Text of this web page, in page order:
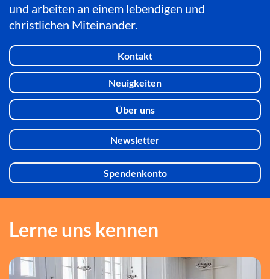
und arbeiten an einem lebendigen und
christlichen Miteinander.
Kontakt
Neuigkeiten
Über uns
Newsletter
Spendenkonto
Lerne uns kennen